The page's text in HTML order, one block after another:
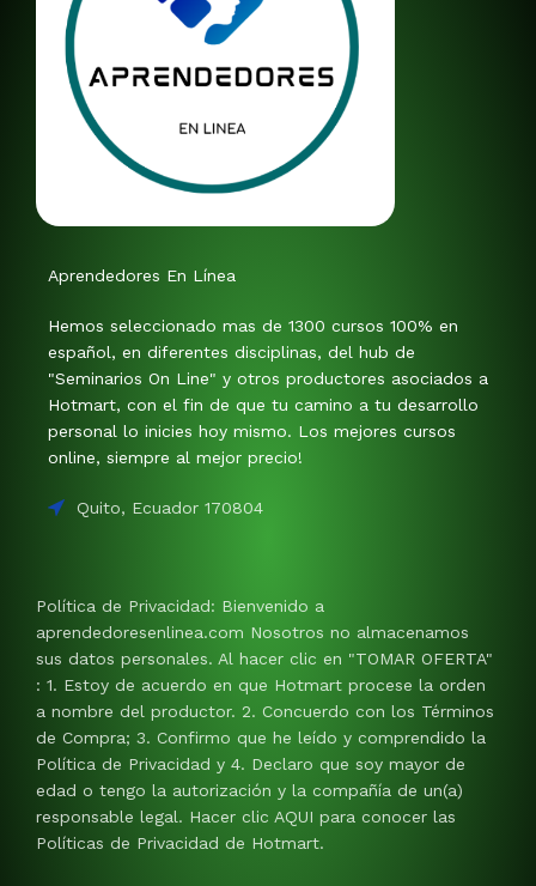
Aprendedores En Línea
Hemos seleccionado mas de 1300 cursos 100% en
español, en diferentes disciplinas, del hub de
"Seminarios On Line" y otros productores asociados a
Hotmart, con el fin de que tu camino a tu desarrollo
personal lo inicies hoy mismo. Los mejores cursos
online, siempre al mejor precio!
Quito, Ecuador 170804
Política de Privacidad: Bienvenido a
aprendedoresenlinea.com Nosotros no almacenamos
sus datos personales. Al hacer clic en "TOMAR OFERTA"
: 1. Estoy de acuerdo en que Hotmart procese la orden
a nombre del productor. 2. Concuerdo con los Términos
de Compra; 3. Confirmo que he leído y comprendido la
Política de Privacidad y 4. Declaro que soy mayor de
edad o tengo la autorización y la compañía de un(a)
responsable legal. Hacer clic AQUI para conocer las
Políticas de Privacidad de Hotmart.